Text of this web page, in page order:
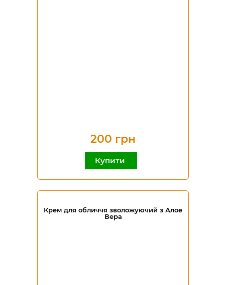
200 грн
Купити
Крем для обличчя зволожуючий з Алое
Вера